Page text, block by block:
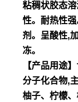
粘稠状胶态
性。耐热性
剂。呈酸性,
冻。
【产品用途
分子化合物,
柚子、柠檬